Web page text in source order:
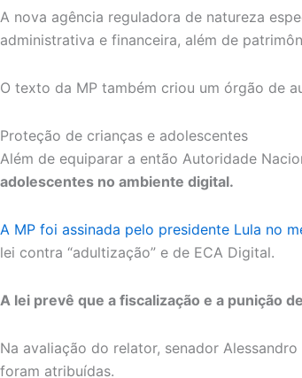
A nova agência reguladora de natureza
administrativa e financeira, além de
O texto da MP também criou um órgão de
Proteção de crianças e adolescentes
Além de equiparar a então Autoridade
adolescentes no ambiente digital.
A MP foi assinada pelo presidente Lula no
lei contra “adultização” e de ECA Digital.
A lei prevê que a fiscalização e a punição
Na avaliação do relator, senador
foram atribuídas.